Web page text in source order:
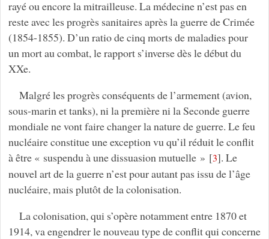
rayé ou encore la mitrailleuse. La médecine n’est pas en
reste avec les progrès sanitaires après la guerre de Crimée
(1854-1855). D’un ratio de cinq morts de maladies pour
un mort au combat, le rapport s’inverse dès le début du
XXe.
Malgré les progrès conséquents de l’armement (avion,
sous-marin et tanks), ni la première ni la Seconde guerre
mondiale ne vont faire changer la nature de guerre. Le feu
nucléaire constitue une exception vu qu’il réduit le conflit
à être « suspendu à une dissuasion mutuelle » [3]. Le
nouvel art de la guerre n’est pour autant pas issu de l’âge
nucléaire, mais plutôt de la colonisation.
La colonisation, qui s’opère notamment entre 1870 et
1914, va engendrer le nouveau type de conflit qui concerne